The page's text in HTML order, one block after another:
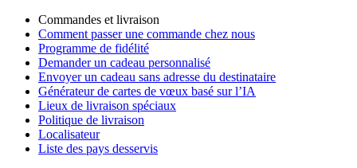
Commandes et livraison
Comment passer une commande chez nous
Programme de fidélité
Demander un cadeau personnalisé
Envoyer un cadeau sans adresse du destinataire
Générateur de cartes de vœux basé sur l’IA
Lieux de livraison spéciaux
Politique de livraison
Localisateur
Liste des pays desservis